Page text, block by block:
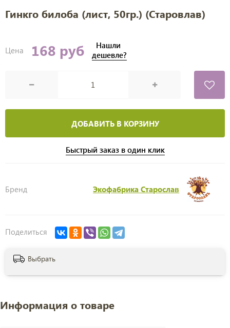
Гинкго билоба (лист, 50гр.) (Старовлав)
Цена 168 руб
Нашли
дешевле?
ДОБАВИТЬ В КОРЗИНУ
Быстрый заказ в один клик
Бренд Экофабрика Старослав
Поделиться
Выбрать
Информация о товаре